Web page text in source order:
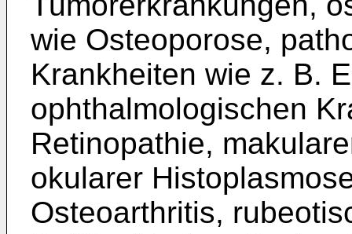
wie Osteoporose,
Krankheiten wie z. B.
ophthalmologischen
Retinopathie,
okularer
Osteoarthritis,